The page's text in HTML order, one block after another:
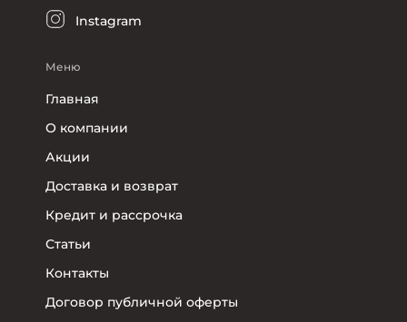
Instagram
Меню
Главная
О компании
Акции
Доставка и возврат
Кредит и рассрочка
Статьи
Контакты
Договор публичной оферты